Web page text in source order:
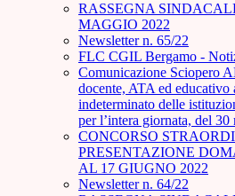
RASSEGNA
MAGGIO 2022
Newsletter n. 65/22
FLC CGIL Bergamo -
Comunicazione Sciopero
docente, ATA ed educativo
indeterminato delle
per l’intera giornata, del 30
CONCORSO
PRESENTAZIONE
AL 17 GIUGNO 2022
Newsletter n. 64/22